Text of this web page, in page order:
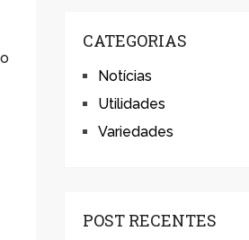
CATEGORIAS
Notícias
Utilidades
Variedades
POST RECENTES